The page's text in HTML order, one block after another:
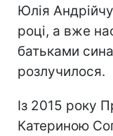
Юлія
році, а вже
батьками
розлучилося.
Із 2015 року
Катериною